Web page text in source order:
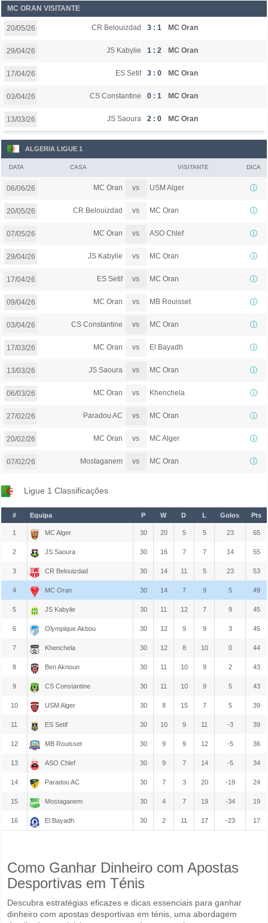
MC ORAN VISITANTE
20/05/26 CR Belouizdad 3 : 1 MC Oran
29/04/26 JS Kabylie 1 : 2 MC Oran
17/04/26 ES Setif 3 : 0 MC Oran
03/04/26 CS Constantine 0 : 1 MC Oran
13/03/26 JS Saoura 2 : 0 MC Oran
ALGERIA LIGUE 1
DATA CASA VISITANTE DICA
06/06/26 MC Oran vs USM Alger
20/05/26 CR Belouizdad vs MC Oran
07/05/26 MC Oran vs ASO Chlef
29/04/26 JS Kabylie vs MC Oran
17/04/26 ES Setif vs MC Oran
09/04/26 MC Oran vs MB Rouisset
03/04/26 CS Constantine vs MC Oran
17/03/26 MC Oran vs El Bayadh
13/03/26 JS Saoura vs MC Oran
06/03/26 MC Oran vs Khenchela
27/02/26 Paradou AC vs MC Oran
20/02/26 MC Oran vs MC Alger
07/02/26 Mostaganem vs MC Oran
Ligue 1 Classificações
# Equipa P W D L Golos Pts
1 MC Alger 30 20 5 5 23 65
2 JS Saoura 30 16 7 7 14 55
3 CR Belouizdad 30 14 11 5 23 53
4 MC Oran 30 14 7 9 5 49
5 JS Kabylie 30 11 12 7 9 45
6 Olympique Akbou 30 12 9 9 3 45
7 Khenchela 30 12 8 10 0 44
8 Ben Aknoun 30 11 10 9 2 43
9 CS Constantine 30 11 10 9 5 43
10 USM Alger 30 8 15 7 5 39
11 ES Setif 30 10 9 11 -3 39
12 MB Rouisset 30 9 9 12 -5 36
13 ASO Chlef 30 9 7 14 -5 34
14 Paradou AC 30 7 3 20 -19 24
15 Mostaganem 30 4 7 19 -34 19
16 El Bayadh 30 2 11 17 -23 17
Como Ganhar Dinheiro com Apostas
Desportivas em Ténis
Descubra estratégias eficazes e dicas essenciais para ganhar
dinheiro com apostas desportivas em ténis, uma abordagem